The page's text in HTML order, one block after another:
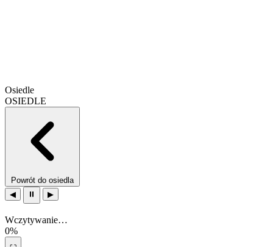
Osiedle
OSIEDLE
Powrót do osiedla
◀
⏸ ▶
Wczytywanie…
0%